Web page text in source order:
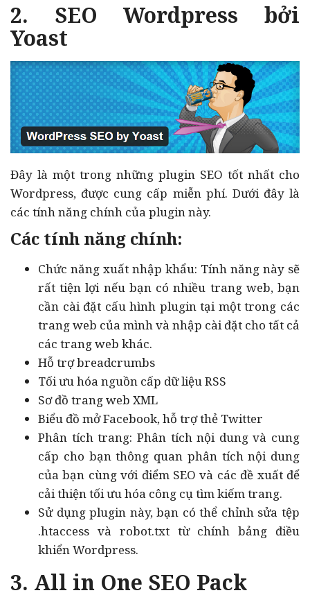
2. SEO Wordpress bởi
Yoast
Đây là một trong những plugin SEO tốt nhất cho
Wordpress, được cung cấp miễn phí. Dưới đây là
các tính năng chính của plugin này.
Các tính năng chính:
Chức năng xuất nhập khẩu: Tính năng này sẽ
rất tiện lợi nếu bạn có nhiều trang web, bạn
cần cài đặt cấu hình plugin tại một trong các
trang web của mình và nhập cài đặt cho tất cả
các trang web khác.
Hỗ trợ breadcrumbs
Tối ưu hóa nguồn cấp dữ liệu RSS
Sơ đồ trang web XML
Biểu đồ mở Facebook, hỗ trợ thẻ Twitter
Phân tích trang: Phân tích nội dung và cung
cấp cho bạn thông quan phân tích nội dung
của bạn cùng với điểm SEO và các đề xuất để
cải thiện tối ưu hóa công cụ tìm kiếm trang.
Sử dụng plugin này, bạn có thể chỉnh sửa tệp
.htaccess và robot.txt từ chính bảng điều
khiển Wordpress.
3. All in One SEO Pack